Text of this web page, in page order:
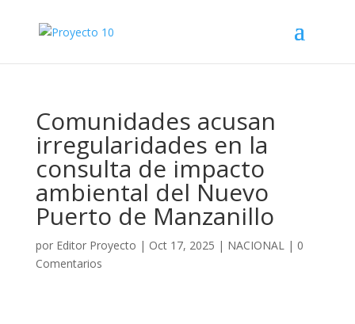
Comunidades acusan
irregularidades en la
consulta de impacto
ambiental del Nuevo
Puerto de Manzanillo
por Editor Proyecto | Oct 17, 2025 | NACIONAL| 0
Comentarios